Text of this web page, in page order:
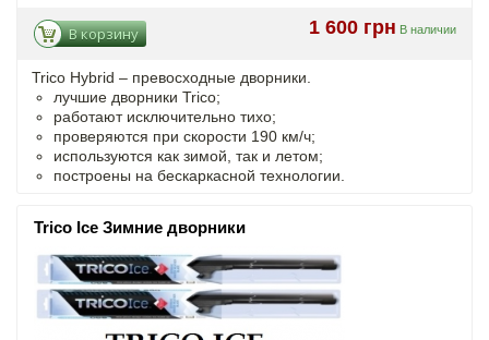
1 600 грн В наличии
В корзину
Trico Hybrid – превосходные дворники.
лучшие дворники Trico;
работают исключительно тихо;
проверяются при скорости 190 км/ч;
используются как зимой, так и летом;
построены на бескаркасной технологии.
Trico Ice Зимние дворники